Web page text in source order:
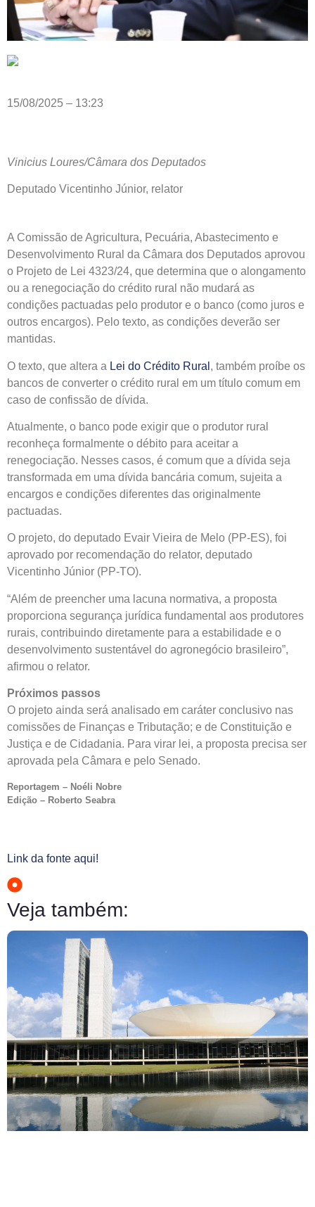
15/08/2025 – 13:23
Vinicius Loures/Câmara dos Deputados
Deputado Vicentinho Júnior, relator
A Comissão de Agricultura, Pecuária, Abastecimento e
Desenvolvimento Rural da Câmara dos Deputados aprovou
o Projeto de Lei 4323/24, que determina que o alongamento
ou a renegociação do crédito rural não mudará as
condições pactuadas pelo produtor e o banco (como juros e
outros encargos). Pelo texto, as condições deverão ser
mantidas.
O texto, que altera a Lei do Crédito Rural , também proíbe os
bancos de converter o crédito rural em um título comum em
caso de confissão de dívida.
Atualmente, o banco pode exigir que o produtor rural
reconheça formalmente o débito para aceitar a
renegociação. Nesses casos, é comum que a dívida seja
transformada em uma dívida bancária comum, sujeita a
encargos e condições diferentes das originalmente
pactuadas.
O projeto, do deputado Evair Vieira de Melo (PP-ES), foi
aprovado por recomendação do relator, deputado
Vicentinho Júnior (PP-TO).
“Além de preencher uma lacuna normativa, a proposta
proporciona segurança jurídica fundamental aos produtores
rurais, contribuindo diretamente para a estabilidade e o
desenvolvimento sustentável do agronegócio brasileiro”,
afirmou o relator.
Próximos passos
O projeto ainda será analisado em caráter conclusivo nas
comissões de Finanças e Tributação; e de Constituição e
Justiça e de Cidadania. Para virar lei, a proposta precisa ser
aprovada pela Câmara e pelo Senado.
Reportagem – Noéli Nobre
Edição – Roberto Seabra
Link da fonte aqui!
Veja também: